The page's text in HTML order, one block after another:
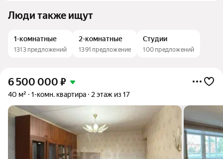
Люди также ищут
1-комнатные
1313 предложений
2-комнатные
1391 предложение
Студии
100 предложений
6 500 000 ₽
40 м² 1-комн. квартира 2 этаж из 17